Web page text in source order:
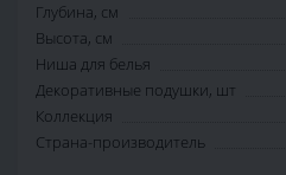
Глубина, см
Высота, см
Ниша для белья
Декоративные подушки, шт
Коллекция
Страна-производитель